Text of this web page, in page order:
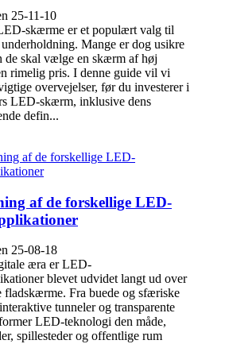
25-11-10
skærme er et populært valg til
Mange er dog usikre
de skal vælge en skærm af høj
rimelig pris. I denne guide vil vi
overvejelser, før du investerer i
LED-skærm, inklusive dens
defin...
af de forskellige LED-
25-08-18
æra er LED-
blevet udvidet langt ud over
fladskærme. Fra buede og sfæriske
tunneler og transparente
LED-teknologi den måde,
spillesteder og offentlige rum